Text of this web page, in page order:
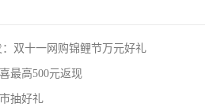
：双十一网购锦鲤节万元好礼
最高500元返现
抽好礼